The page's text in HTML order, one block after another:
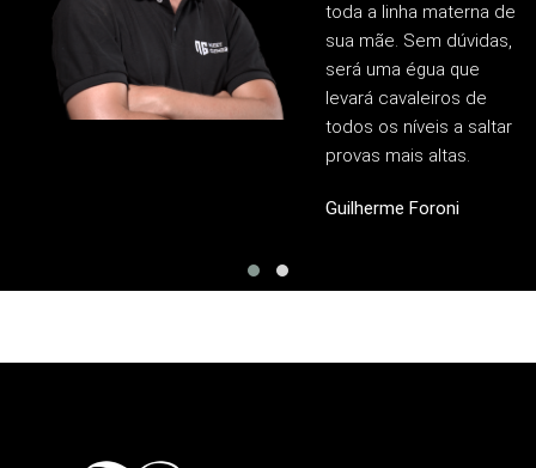
toda a linha materna de
sua mãe. Sem dúvidas,
será uma égua que
levará cavaleiros de
todos os níveis a saltar
provas mais altas.
Guilherme Foroni